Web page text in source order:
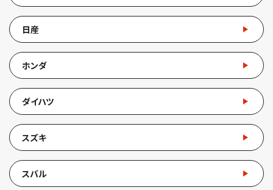
日産
ホンダ
ダイハツ
スズキ
スバル